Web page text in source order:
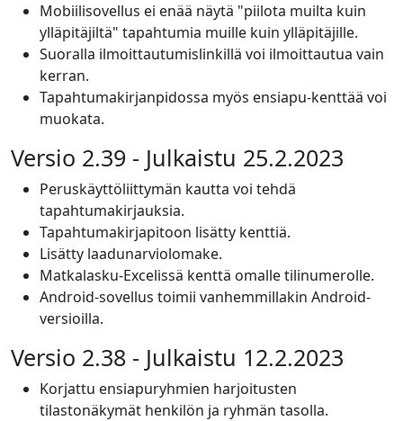
Mobiilisovellus ei enää näytä "piilota muilta kuin
ylläpitäjiltä" tapahtumia muille kuin ylläpitäjille.
Suoralla ilmoittautumislinkillä voi ilmoittautua vain
kerran.
Tapahtumakirjanpidossa myös ensiapu-kenttää voi
muokata.
Versio 2.39 - Julkaistu 25.2.2023
Peruskäyttöliittymän kautta voi tehdä
tapahtumakirjauksia.
Tapahtumakirjapitoon lisätty kenttiä.
Lisätty laadunarviolomake.
Matkalasku-Excelissä kenttä omalle tilinumerolle.
Android-sovellus toimii vanhemmillakin Android-
versioilla.
Versio 2.38 - Julkaistu 12.2.2023
Korjattu ensiapuryhmien harjoitusten
tilastonäkymät henkilön ja ryhmän tasolla.